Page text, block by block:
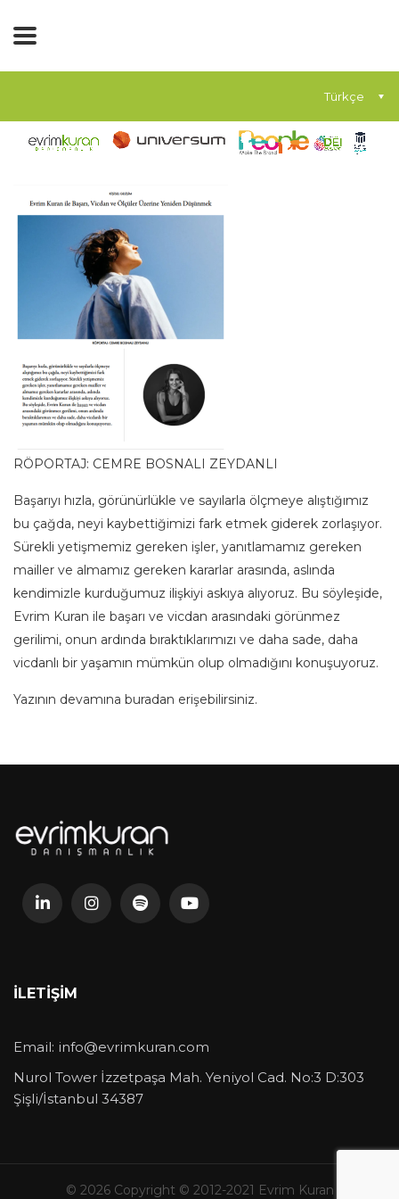
Türkçe
RÖPORTAJ: CEMRE BOSNALI ZEYDANLI
Başarıyı hızla, görünürlükle ve sayılarla ölçmeye alıştığımız
bu çağda, neyi kaybettiğimizi fark etmek giderek zorlaşıyor.
Sürekli yetişmemiz gereken işler, yanıtlamamız gereken
mailler ve almamız gereken kararlar arasında, aslında
kendimizle kurduğumuz ilişkiyi askıya alıyoruz. Bu söyleşide,
Evrim Kuran ile başarı ve vicdan arasındaki görünmez
gerilimi, onun ardında bıraktıklarımızı ve daha sade, daha
vicdanlı bir yaşamın mümkün olup olmadığını konuşuyoruz.
Yazının devamına buradan erişebilirsiniz.
İLETIŞIM
Email: info@evrimkuran.com
Nurol Tower İzzetpaşa Mah. Yeniyol Cad. No:3 D:303
Şişli/İstanbul 34387
© 2026 Copyright © 2012-2021 Evrim Kuran